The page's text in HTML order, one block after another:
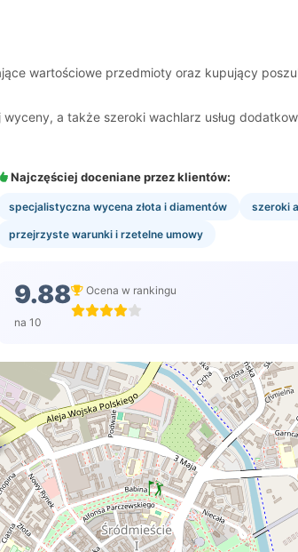
wartościowe przedmioty oraz kupujący
a także szeroki wachlarz usług
Najczęściej doceniane przez klientów:
specjalistyczna wycena złota i diamentów szeroki
przejrzyste warunki i rzetelne umowy
9.88
na 10
Ocena w rankingu